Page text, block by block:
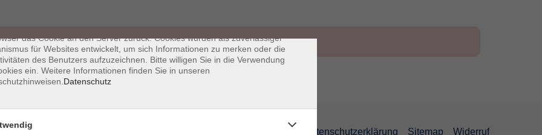
Datenschutzerklärung Sitemap Widerruf
das Cookie an den Server zurück. Cookies wurden als zuverlässiger
für Websites entwickelt, um sich Informationen zu merken oder die
des Benutzers aufzuzeichnen. Bitte willigen Sie in die Verwendung
ein. Weitere Informationen finden Sie in unseren
Datenschutz